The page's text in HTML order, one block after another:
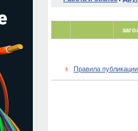
Правила